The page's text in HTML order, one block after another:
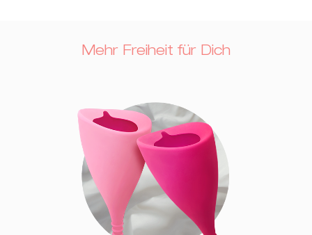
Mehr Freiheit für Dich